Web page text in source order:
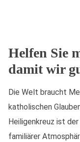
Helfen Sie
damit wir
Die Welt braucht
katholischen
Heiligenkreuz ist
familiärer